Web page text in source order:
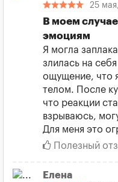
25
В моем
эмоциям
Я могла
злилась на
ощущение, что
телом. После
что реакции
взрываюсь,
Для меня это
Полезный
Елена